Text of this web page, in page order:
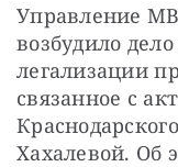
Управление
возбудило
легализации
связанное с
Хахалевой. Об